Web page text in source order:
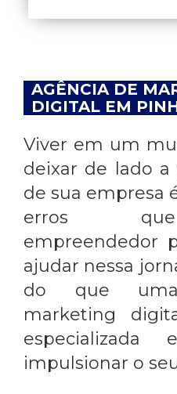
AGÊNCIA DE
DIGITAL EM
Viver em um
deixar de lado a
de sua empresa
erros
empreendedor
ajudar nessa
do que
marketing
impulsionar o